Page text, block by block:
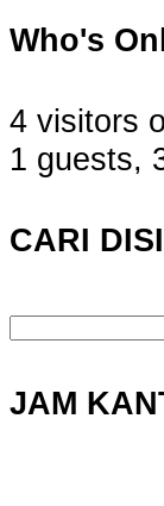
Who's
4 visitors
1 guests,
CARI
Cari
JAM